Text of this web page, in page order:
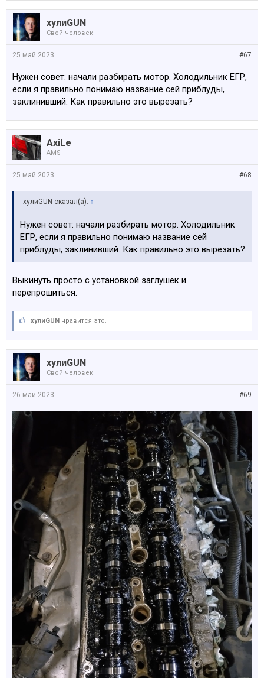
хулиGUN
Свой человек
#67
25 май 2023
Нужен совет: начали разбирать мотор. Холодильник ЕГР,
если я правильно понимаю название сей приблуды,
заклинивший. Как правильно это вырезать?
AxiLe
AMS
#68
25 май 2023
хулиGUN сказал(а): ↑
Нужен совет: начали разбирать мотор. Холодильник
ЕГР, если я правильно понимаю название сей
приблуды, заклинивший. Как правильно это вырезать?
Выкинуть просто с установкой заглушек и
перепрошиться.
хулиGUN нравится это.
хулиGUN
Свой человек
#69
26 май 2023